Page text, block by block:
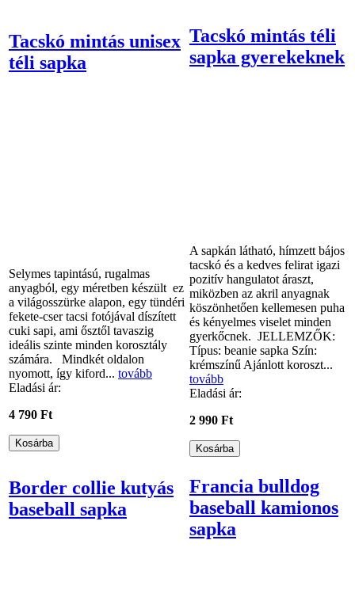
Tacskó mintás unisex
téli sapka
Selymes tapintású, rugalmas
anyagból, egy méretben készült ez
a világosszürke alapon, egy tündéri
fekete-cser tacsi fotójával díszített
cuki sapi, ami ősztől tavaszig
ideális szinte minden korosztály
számára. Mindkét oldalon
nyomott, így kiford... tovább
Eladási ár:
4 790 Ft
Tacskó mintás téli
sapka gyerekeknek
A sapkán látható, hímzett bájos
tacskó és a kedves felirat igazi
pozitív hangulatot áraszt,
miközben az akril anyagnak
köszönhetően kellemesen puha
és kényelmes viselet minden
gyerkőcnek. JELLEMZŐK:
Típus: beanie sapka Szín:
krémszínű Ajánlott koroszt...
tovább
Eladási ár:
2 990 Ft
Border collie kutyás
baseball sapka
Francia bulldog
baseball kamionos
sapka